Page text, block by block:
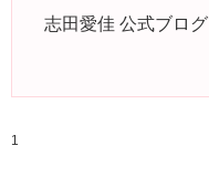
志田愛佳 公式ブログ
1